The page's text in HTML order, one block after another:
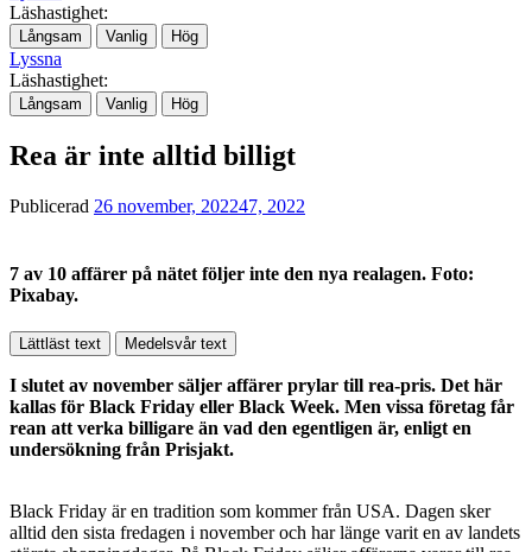
Läshastighet:
Långsam Vanlig Hög
Lyssna
Läshastighet:
Långsam Vanlig Hög
Rea är inte alltid billigt
Publicerad 26 november, 202247, 2022
7 av 10 affärer på nätet följer inte den nya realagen. Foto:
Pixabay.
Lättläst text Medelsvår text
I slutet av november säljer affärer prylar till rea-pris. Det här
kallas för Black Friday eller Black Week. Men vissa företag får
rean att verka billigare än vad den egentligen är, enligt en
undersökning från Prisjakt.
Black Friday är en tradition som kommer från USA. Dagen sker
alltid den sista fredagen i november och har länge varit en av landets